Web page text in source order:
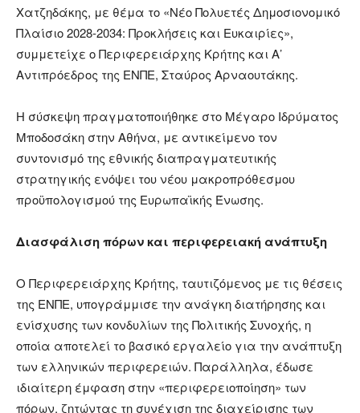
Χατζηδάκης, με θέμα το «Νέο Πολυετές Δημοσιονομικό
Πλαίσιο 2028-2034: Προκλήσεις και Ευκαιρίες»,
συμμετείχε ο Περιφερειάρχης Κρήτης και Α’
Αντιπρόεδρος της ΕΝΠΕ, Σταύρος Αρναουτάκης.
Η σύσκεψη πραγματοποιήθηκε στο Μέγαρο Ιδρύματος
Μποδοσάκη στην Αθήνα, με αντικείμενο τον
συντονισμό της εθνικής διαπραγματευτικής
στρατηγικής ενόψει του νέου μακροπρόθεσμου
προϋπολογισμού της Ευρωπαϊκής Ένωσης.
Διασφάλιση πόρων και περιφερειακή ανάπτυξη
Ο Περιφερειάρχης Κρήτης, ταυτιζόμενος με τις θέσεις
της ΕΝΠΕ, υπογράμμισε την ανάγκη διατήρησης και
ενίσχυσης των κονδυλίων της Πολιτικής Συνοχής, η
οποία αποτελεί το βασικό εργαλείο για την ανάπτυξη
των ελληνικών περιφερειών. Παράλληλα, έδωσε
ιδιαίτερη έμφαση στην «περιφερειοποίηση» των
πόρων, ζητώντας τη συνέχιση της διαχείρισης των